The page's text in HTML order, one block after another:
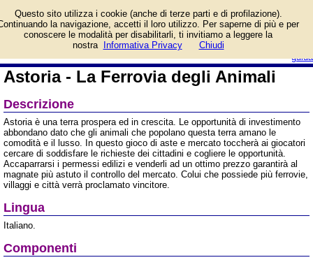
guida
La Ferrovia degli Animali e
prezzo di vendita.
Prodotto da Pendragon Games
Astoria - La Ferrovia degli Animali
Descrizione
Astoria è una terra prospera ed in crescita. Le opportunità di investimento
abbondano dato che gli animali che popolano questa terra amano le
comodità e il lusso. In questo gioco di aste e mercato toccherà ai giocatori
cercare di soddisfare le richieste dei cittadini e cogliere le opportunità.
Accaparrarsi i permessi edilizi e venderli ad un ottimo prezzo garantirà al
magnate più astuto il controllo del mercato. Colui che possiede più ferrovie,
villaggi e città verrà proclamato vincitore.
Lingua
Italiano.
Componenti
Questo sito utilizza i cookie (anche di terze parti e di profilazione).
la navigazione, accetti il loro utilizzo. Per saperne di più e per
conoscere le modalità per disabilitarli, ti invitiamo a leggere la
nostra
Informativa Privacy Chiudi